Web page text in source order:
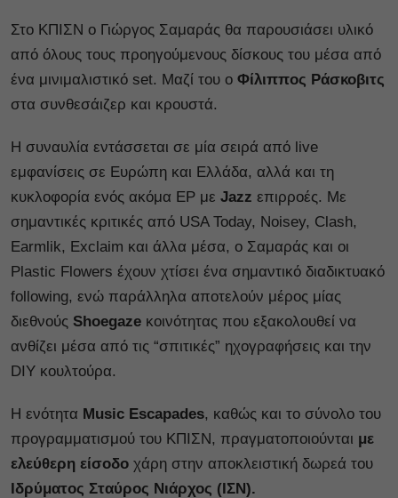
Στο ΚΠΙΣΝ ο Γιώργος Σαμαράς θα παρουσιάσει υλικό
από όλους τους προηγούμενους δίσκους του μέσα από
ένα μινιμαλιστικό set. Μαζί του ο Φίλιππος Ράσκοβιτς
στα συνθεσάιζερ και κρουστά.
Η συναυλία εντάσσεται σε μία σειρά από live
εμφανίσεις σε Ευρώπη και Ελλάδα, αλλά και τη
κυκλοφορία ενός ακόμα EP με Jazz επιρροές. Με
σημαντικές κριτικές από USA Today, Noisey, Clash,
Earmlik, Exclaim και άλλα μέσα, ο Σαμαράς και οι
Plastic Flowers έχουν χτίσει ένα σημαντικό διαδικτυακό
following, ενώ παράλληλα αποτελούν μέρος μίας
διεθνούς Shoegaze κοινότητας που εξακολουθεί να
ανθίζει μέσα από τις “σπιτικές” ηχογραφήσεις και την
DIY κουλτούρα.
Η ενότητα Music Escapades, καθώς και το σύνολο του
προγραμματισμού του ΚΠΙΣΝ, πραγματοποιούνται με
ελεύθερη είσοδο χάρη στην αποκλειστική δωρεά του
Ιδρύματος Σταύρος Νιάρχος (ΙΣΝ).